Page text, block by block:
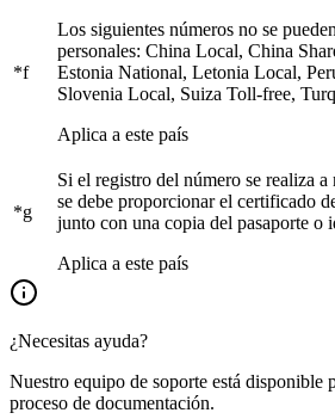
*f
Los siguientes números no se
personales: China Local, China
Estonia National, Letonia Local,
Slovenia Local, Suiza Toll-free,
Aplica a este país
*g
Si el registro del número se realiza a
se debe proporcionar el certificado
junto con una copia del pasaporte o
Aplica a este país
¿Necesitas ayuda?
Nuestro equipo de soporte está disponible
proceso de documentación.